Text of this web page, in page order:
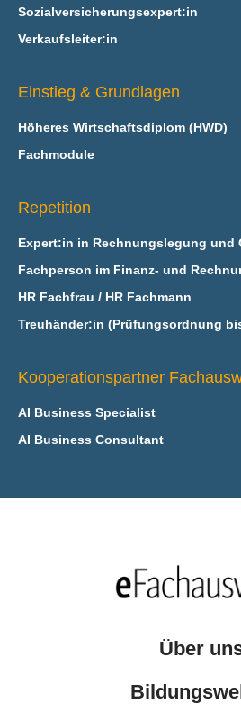
Sozialversicherungsexpert:in
Verkaufsleiter:in
Einstieg & Grundlagen
Höheres Wirtschaftsdiplom (HWD)
Fachmodule
Repetition
Expert:in in Rechnungslegung und
Fachperson im Finanz- und
HR Fachfrau / HR Fachmann
Treuhänder:in (Prüfungsordnung
Kooperationspartner
AI Business Specialist
AI Business Consultant
Über